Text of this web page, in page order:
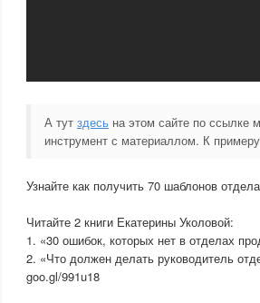
А тут здесь на этом сайте по ссылке
инструмент с материаллом. К
Узнайте как получить 70 шаблонов
Читайте 2 книги Екатерины Уколовой:
1. «30 ошибок, которых нет в отделах
2. «Что должен делать руководитель
goo.gl/991u18